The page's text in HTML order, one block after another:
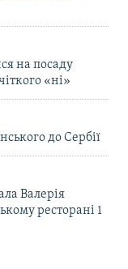
на посаду
«ні»
до Сербії
Валерія
ресторані 1